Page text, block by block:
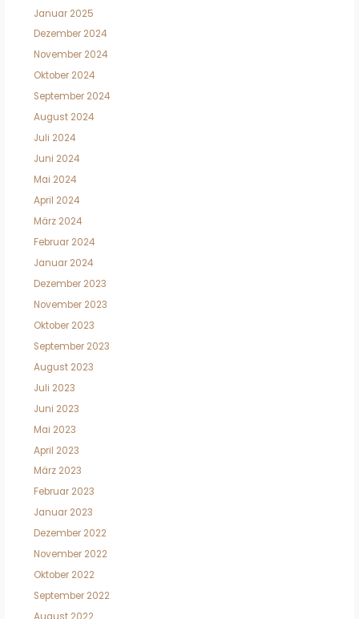
Januar 2025
Dezember 2024
November 2024
Oktober 2024
September 2024
August 2024
Juli 2024
Juni 2024
Mai 2024
April 2024
März 2024
Februar 2024
Januar 2024
Dezember 2023
November 2023
Oktober 2023
September 2023
August 2023
Juli 2023
Juni 2023
Mai 2023
April 2023
März 2023
Februar 2023
Januar 2023
Dezember 2022
November 2022
Oktober 2022
September 2022